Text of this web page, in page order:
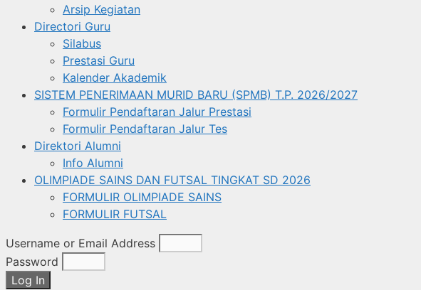
Arsip Kegiatan
Directori Guru
Silabus
Prestasi Guru
Kalender Akademik
SISTEM PENERIMAAN MURID BARU (SPMB) T.P. 2026/2027
Formulir Pendaftaran Jalur Prestasi
Formulir Pendaftaran Jalur Tes
Direktori Alumni
Info Alumni
OLIMPIADE SAINS DAN FUTSAL TINGKAT SD 2026
FORMULIR OLIMPIADE SAINS
FORMULIR FUTSAL
Username or Email Address
Password
Log In